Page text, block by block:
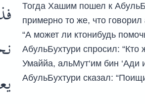
Тогда Хашим пошел к
примерно то же, что
“А может ли ктонибудь
АбульБухтури спросил: “Кто
Умаййа, альМут‘им бин ‘Ади
АбульБухтури сказал: